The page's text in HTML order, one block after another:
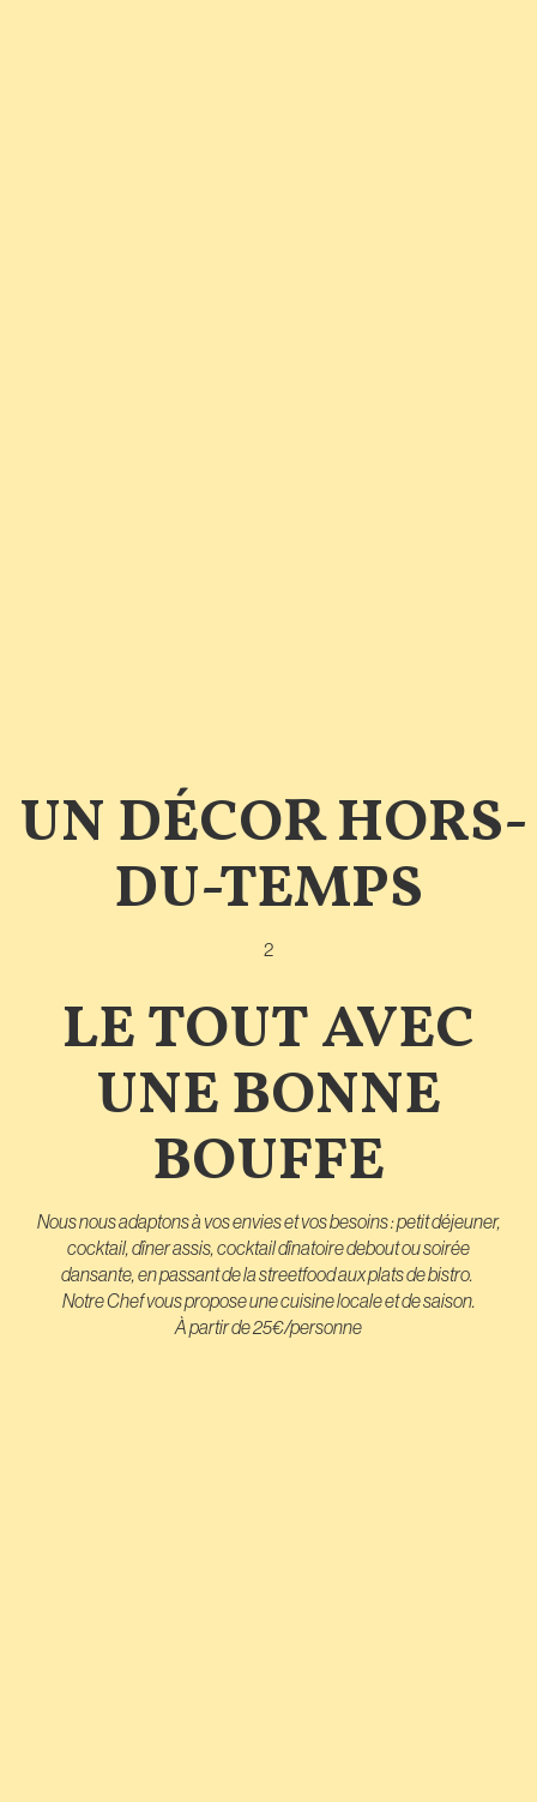
UN DÉCOR HORS-
DU-TEMPS
2
LE TOUT AVEC
UNE BONNE
BOUFFE
Nous nous adaptons à vos envies et vos besoins : petit déjeuner,
cocktail, dîner assis, cocktail dînatoire debout ou soirée
dansante, en passant de la streetfood aux plats de bistro.
Notre Chef vous propose une cuisine locale et de saison.
À partir de 25€/personne